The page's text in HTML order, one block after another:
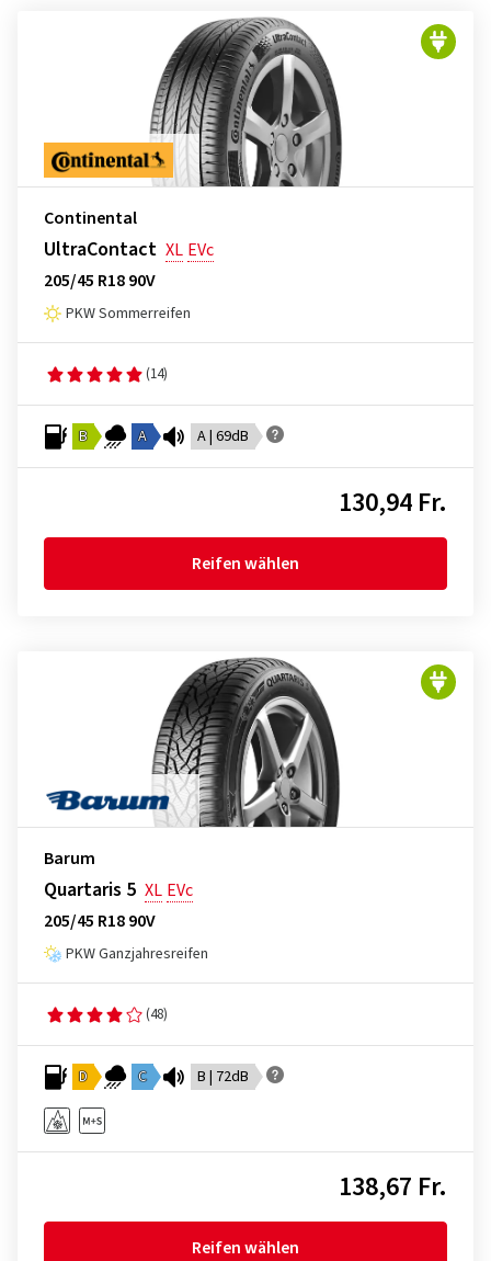
Continental
UltraContact XL EVc
205/45 R18 90V
PKW Sommerreifen
(14)
B A A | 69dB
130,94 Fr.
Reifen wählen
Barum
Quartaris 5 XL EVc
205/45 R18 90V
PKW Ganzjahresreifen
(48)
D C B | 72dB
138,67 Fr.
Reifen wählen